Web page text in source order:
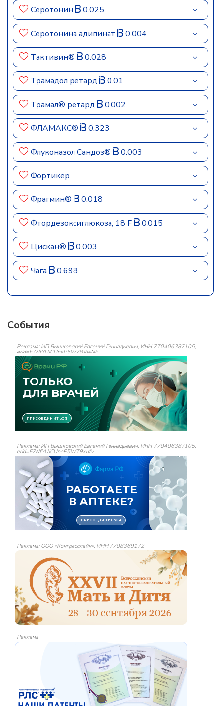
Серотонин 0.025
Серотонина адипинат 0.004
Тактивин® 0.028
Трамадол ретард 0.01
Трамал® ретард 0.002
ФЛАМАКС® 0.323
Флуконазол Сандоз® 0.003
Фортикер
Фрагмин® 0.018
Фтордезоксиглюкоза, 18 F 0.015
Цискан® 0.003
Чага 0.698
События
Реклама: ИП Вышковский Евгений Геннадьевич, ИНН 770406387105,
erid=F7NfYUJCUneP5W78VwNF
Реклама: ИП Вышковский Евгений Геннадьевич, ИНН 770406387105,
erid=F7NfYUJCUneP5W79xufv
Реклама: ООО «Конгресслайн», ИНН 7708369172
Реклама